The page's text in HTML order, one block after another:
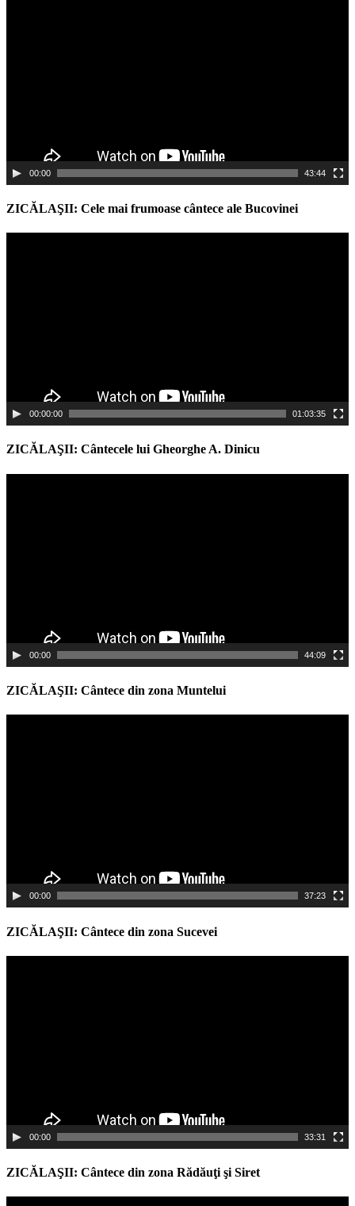
00:00 43:44
ZICĂLAŞII: Cele mai frumoase cântece ale Bucovinei
00:00:00 01:03:35
ZICĂLAŞII: Cântecele lui Gheorghe A. Dinicu
00:00 44:09
ZICĂLAŞII: Cântece din zona Muntelui
00:00 37:23
ZICĂLAŞII: Cântece din zona Sucevei
00:00 33:31
ZICĂLAŞII: Cântece din zona Rădăuţi şi Siret